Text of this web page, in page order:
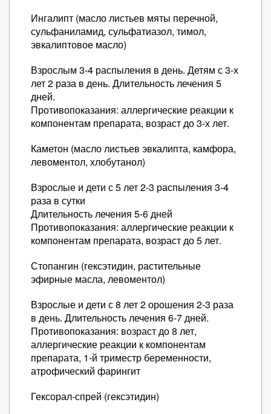
Ингалипт (масло листьев мяты перечной,
сульфаниламид, сульфатиазол, тимол,
эвкалиптовое масло)
Взрослым 3-4 распыления в день. Детям с 3-х
лет 2 раза в день. Длительность лечения 5
дней.
Противопоказания: аллергические реакции к
компонентам препарата, возраст до 3-х лет.
Каметон (масло листьев эвкалипта, камфора,
левоментол, хлобутанол)
Взрослые и дети с 5 лет 2-3 распыления 3-4
раза в сутки
Длительность лечения 5-6 дней
Противопоказания: аллергические реакции к
компонентам препарата, возраст до 5 лет.
Стопангин (гексэтидин, растительные
эфирные масла, левоментол)
Взрослые и дети с 8 лет 2 орошения 2-3 раза
в день. Длительность лечения 6-7 дней.
Противопоказания: возраст до 8 лет,
аллергические реакции к компонентам
препарата, 1-й триместр беременности,
атрофический фарингит
Гексорал-спрей (гексэтидин)